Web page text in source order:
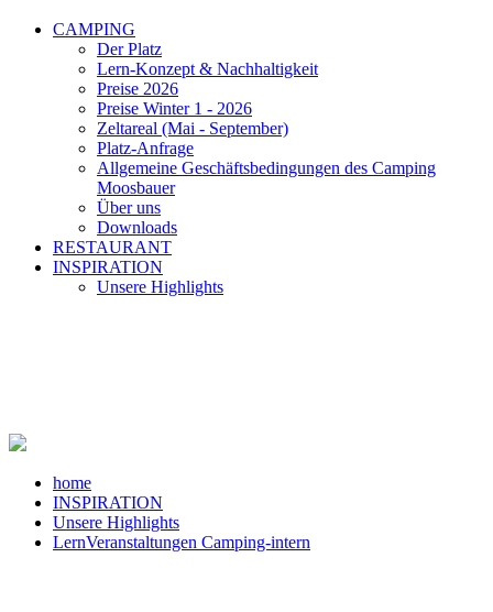
CAMPING
Der Platz
Lern-Konzept & Nachhaltigkeit
Preise 2026
Preise Winter 1 - 2026
Zeltareal (Mai - September)
Platz-Anfrage
Allgemeine Geschäftsbedingungen des Camping
Moosbauer
Über uns
Downloads
RESTAURANT
INSPIRATION
Unsere Highlights
home
INSPIRATION
Unsere Highlights
LernVeranstaltungen Camping-intern